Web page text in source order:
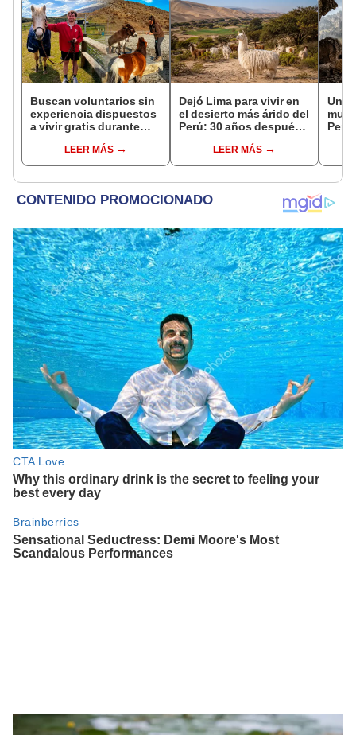
Buscan voluntarios sin
experiencia dispuestos
a vivir gratis durante
cuidar caballos, burros
y otros animales
LEER MÁS
Dejó Lima para vivir en
el desierto más árido del
Perú: 30 años después,
creó un sorprendente
ecosistema
LEER MÁS
Un
años